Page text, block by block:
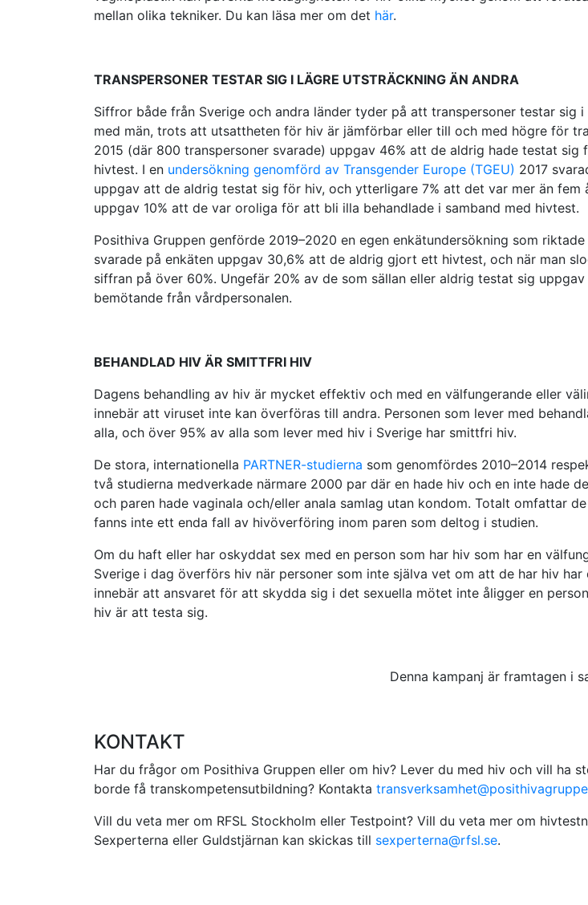
mellan olika tekniker. Du kan läsa mer om det här.
TRANSPERSONER TESTAR SIG I LÄGRE UTSTRÄCKNING ÄN ANDRA
Siffror både från Sverige och andra länder tyder på att transpersoner testar sig
med män, trots att utsattheten för hiv är jämförbar eller till och med högre för
2015 (där 800 transpersoner svarade) uppgav 46% att de aldrig hade testat
hivtest. I en undersökning genomförd av Transgender Europe (TGEU) 2017
uppgav att de aldrig testat sig för hiv, och ytterligare 7% att det var mer än
uppgav 10% att de var oroliga för att bli illa behandlade i samband med hivtest.
Posithiva Gruppen genförde 2019–2020 en egen enkätundersökning som
svarade på enkäten uppgav 30,6% att de aldrig gjort ett hivtest, och när man
siffran på över 60%. Ungefär 20% av de som sällan eller aldrig testat sig
bemötande från vårdpersonalen.
BEHANDLAD HIV ÄR SMITTFRI HIV
Dagens behandling av hiv är mycket effektiv och med en välfungerande eller
innebär att viruset inte kan överföras till andra. Personen som lever med
alla, och över 95% av alla som lever med hiv i Sverige har smittfri hiv.
De stora, internationella PARTNER-studierna som genomfördes 2010–2014
två studierna medverkade närmare 2000 par där en hade hiv och en inte hade
och paren hade vaginala och/eller anala samlag utan kondom. Totalt omfattar
fanns inte ett enda fall av hivöverföring inom paren som deltog i studien.
Om du haft eller har oskyddat sex med en person som har hiv som har en
Sverige i dag överförs hiv när personer som inte själva vet om att de har hiv
innebär att ansvaret för att skydda sig i det sexuella mötet inte åligger en
hiv är att testa sig.
Denna kampanj är framtagen i
KONTAKT
Har du frågor om Posithiva Gruppen eller om hiv? Lever du med hiv och vill ha
borde få transkompetensutbildning? Kontakta
Vill du veta mer om RFSL Stockholm eller Testpoint? Vill du veta mer om
Sexperterna eller Guldstjärnan kan skickas till sexperterna@rfsl.se.